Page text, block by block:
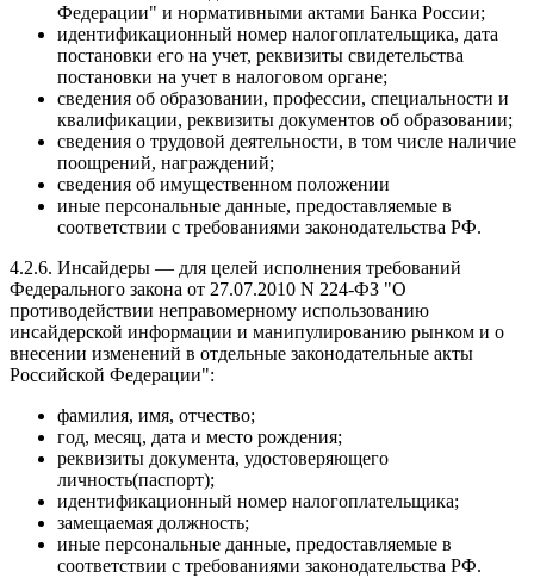
Федерации" и нормативными актами Банка России;
идентификационный номер налогоплательщика, дата
постановки его на учет, реквизиты свидетельства
постановки на учет в налоговом органе;
сведения об образовании, профессии, специальности и
квалификации, реквизиты документов об образовании;
сведения о трудовой деятельности, в том числе наличие
поощрений, награждений;
сведения об имущественном положении
иные персональные данные, предоставляемые в
соответствии с требованиями законодательства РФ.
4.2.6. Инсайдеры — для целей исполнения требований
Федерального закона от 27.07.2010 N 224-ФЗ "О
противодействии неправомерному использованию
инсайдерской информации и манипулированию рынком и о
внесении изменений в отдельные законодательные акты
Российской Федерации":
фамилия, имя, отчество;
год, месяц, дата и место рождения;
реквизиты документа, удостоверяющего
личность(паспорт);
идентификационный номер налогоплательщика;
замещаемая должность;
иные персональные данные, предоставляемые в
соответствии с требованиями законодательства РФ.